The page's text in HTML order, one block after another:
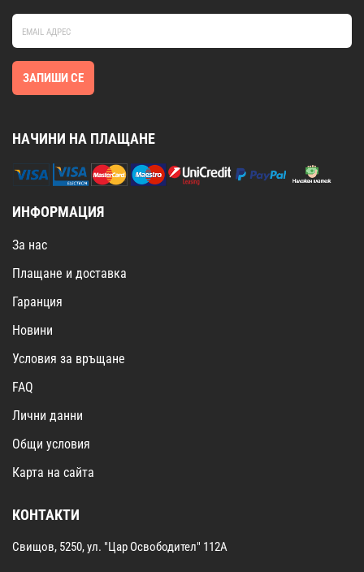
ЗАПИШИ СЕ
НАЧИНИ НА ПЛАЩАНЕ
ИНФОРМАЦИЯ
За нас
Плащане и доставка
Гаранция
Новини
Условия за връщане
FAQ
Лични данни
Общи условия
Карта на сайта
КОНТАКТИ
Свищов, 5250, ул. "Цар Освободител" 112А